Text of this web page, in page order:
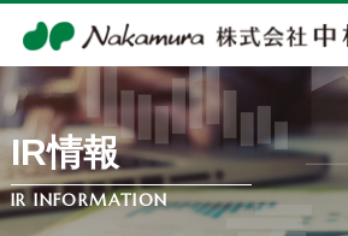
EN
IR情報
IR INFORMATION